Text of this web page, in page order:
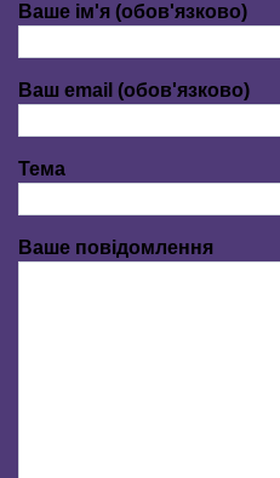
Ваше ім'я (обов'язково)
Ваш email (обов'язково)
Тема
Ваше повідомлення